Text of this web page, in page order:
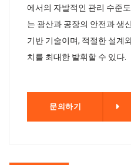
에서의 자발적인 관리 수준
는 광산과 공장의 안전과 생
기반 기술이며, 적절한 설계
치를 최대한 발휘할 수 있다.
문의하기